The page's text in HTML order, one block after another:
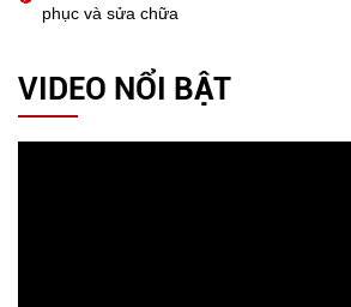
phục và sửa chữa
VIDEO NỔI BẬT